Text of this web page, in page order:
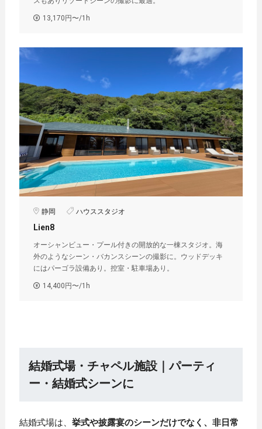
13,170円〜/1h
静岡 ハウススタジオ
Lien8
オーシャンビュー・プール付きの開放的な一棟スタジオ。海
外のようなシーン・バカンスシーンの撮影に。ウッドデッキ
にはパーゴラ設備あり。控室・駐車場あり。
14,400円〜/1h
結婚式場・チャペル施設｜パーティ
ー・結婚式シーンに
結婚式場は、 挙式や披露宴のシーンだけでなく、非日常